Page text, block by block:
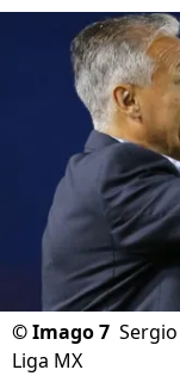
©Imago 7
Liga MX